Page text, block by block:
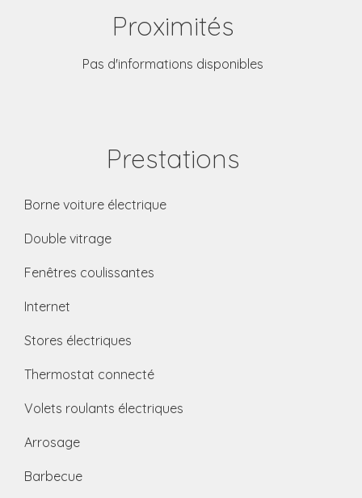
Proximités
Pas d'informations disponibles
Prestations
Borne voiture électrique
Double vitrage
Fenêtres coulissantes
Internet
Stores électriques
Thermostat connecté
Volets roulants électriques
Arrosage
Barbecue